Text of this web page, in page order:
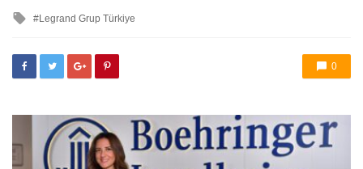
ileLegrand Grup Türkiye
0